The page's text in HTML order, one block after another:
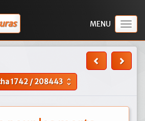
1742/208443 unfold_more